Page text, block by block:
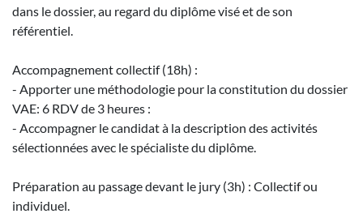
dans le dossier, au regard du diplôme visé et de son
référentiel.
Accompagnement collectif (18h) :
- Apporter une méthodologie pour la constitution du dossier
VAE: 6 RDV de 3 heures :
- Accompagner le candidat à la description des activités
sélectionnées avec le spécialiste du diplôme.
Préparation au passage devant le jury (3h) : Collectif ou
individuel.